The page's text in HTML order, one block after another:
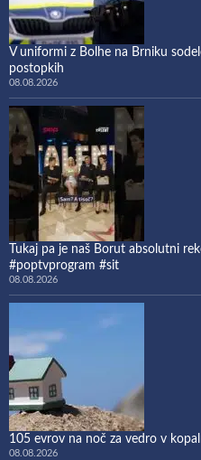
V uniformi z Bolhe na Brniku
postopkih
08.08.2026
Tukaj pa je naš Borut absolutni
#poptvprogram #sit
08.08.2026
105 evrov na noč za vedro v
08.08.2026